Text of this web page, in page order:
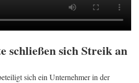
schließen sich Streik an
sich ein Unternehmer in der